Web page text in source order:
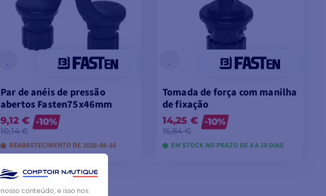
Par de anéis de pressão
abertos Fasten75x46mm
9,12 €
10,14 €
-10%
REABASTECIMENTO DE 2026-08-16
VER MODELOS
Tomada de força com manilha
de fixação
14,25 €
15,84 €
-10%
EM STOCK NO PRAZO DE 8 A 10 DIAS